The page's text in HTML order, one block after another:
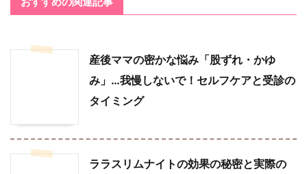
産後ママの密かな悩み「股ずれ・かゆ
み」…我慢しないで！セルフケアと受診の
タイミング
ララスリムナイトの効果の秘密と実際の